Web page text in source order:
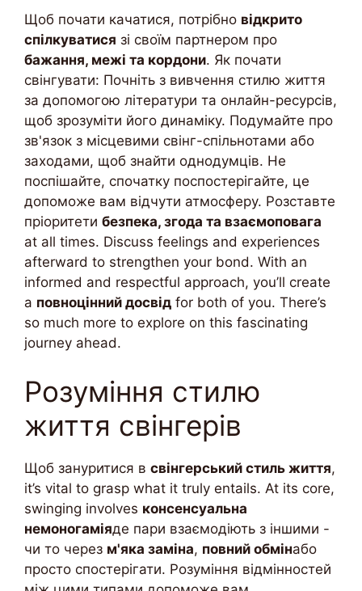
Щоб почати качатися, потрібно відкрито
спілкуватися зі своїм партнером про
бажання, межі та кордони. Як почати
свінгувати: Почніть з вивчення стилю життя
за допомогою літератури та онлайн-ресурсів,
щоб зрозуміти його динаміку. Подумайте про
зв'язок з місцевими свінг-спільнотами або
заходами, щоб знайти однодумців. Не
поспішайте, спочатку поспостерігайте, це
допоможе вам відчути атмосферу. Розставте
пріоритети безпека, згода та взаємоповага
at all times. Discuss feelings and experiences
afterward to strengthen your bond. With an
informed and respectful approach, you’ll create
a повноцінний досвід for both of you. There’s
so much more to explore on this fascinating
journey ahead.
Розуміння стилю
життя свінгерів
Щоб зануритися в свінгерський стиль життя,
it’s vital to grasp what it truly entails. At its core,
swinging involves консенсуальна
немоногаміяде пари взаємодіють з іншими -
чи то через м'яка заміна, повний обмінабо
просто спостерігати. Розуміння відмінностей